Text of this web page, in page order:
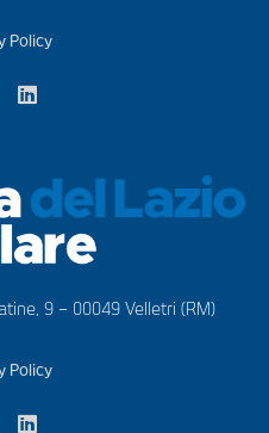
Policy
9 – 00049 Velletri (RM)
Policy